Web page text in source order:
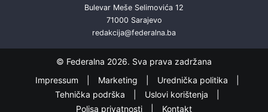
Bulevar Meše Selimovića 12
71000 Sarajevo
redakcija@federalna.ba
© Federalna 2026. Sva prava zadržana
Impressum
Marketing
Urednička politika
Tehnička podrška
Uslovi korištenja
Polisa privatnosti
Kontakt